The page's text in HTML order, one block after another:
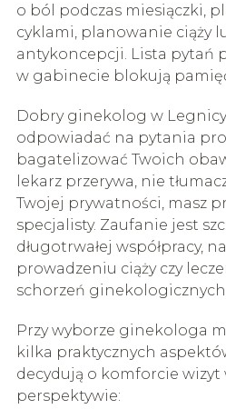
o ból podczas miesiączki,
cyklami, planowanie ciąży
antykoncepcji. Lista pytań
w gabinecie blokują
Dobry ginekolog w
odpowiadać na pytania
bagatelizować Twoich
lekarz przerywa, nie
Twojej prywatności, masz
specjalisty. Zaufanie jest
długotrwałej współpracy,
prowadzeniu ciąży czy
schorzeń
Przy wyborze ginekologa
kilka praktycznych
decydują o komforcie wizyt
perspektywie: